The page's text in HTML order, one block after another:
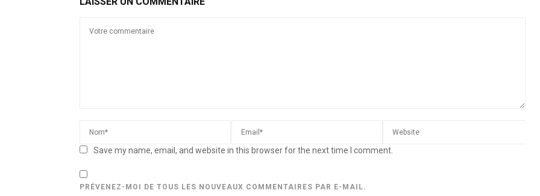
Save my name, email, and website in this browser for the next time I comment.
PRÉVENEZ-MOI DE TOUS LES NOUVEAUX COMMENTAIRES PAR E-MAIL.